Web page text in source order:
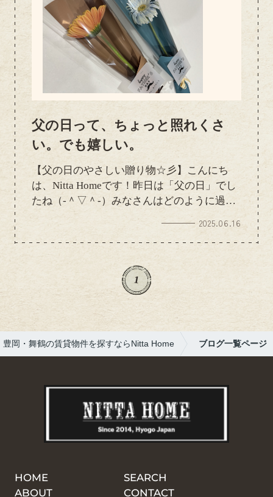
父の日って、ちょっと照れくさ
い。でも嬉しい。
【父の日のやさしい贈り物☆彡】こんにち
は、Nitta Homeです！昨日は「父の日」でし
たね（‐＾▽＾‐）みなさんはどのように過ご
されましたか？私はというと…子どもたちか
ら、こんな可愛らしいお花をプレゼントして
もらいました( ´艸｀)シンプルだけど心のこ
もった一輪の花に、じんわりと嬉しさが広が
りました。「お父さん、ありがとう」の言葉
が、何よりのプレゼントですね。父の日は、
感謝を伝えあえる大切な日。皆さまの父の日
も、心温まるひとときだったことを願ってい
ますo(^▽^)oそれでは、また次回のブログ
2025.06.16
1
豊岡・舞鶴の賃貸物件を探すならNitta Home ブログ一覧ページ
HOME
SEARCH
ABOUT
CONTACT